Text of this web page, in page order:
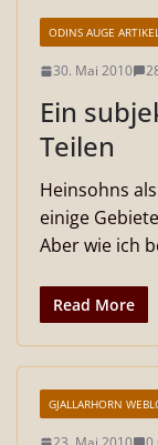
ODINS AUGE
30. Mai 2010
Ein
Teilen
Heinsohns
einige
Aber wie ich
Read More
GJALLARHORN